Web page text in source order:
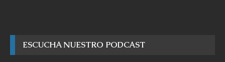
ESCUCHA NUESTRO PODCAST